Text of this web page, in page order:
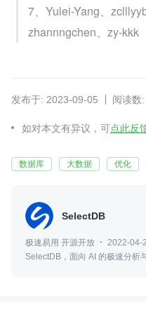
7、Yulei-Yang、
zhannngchen、zy-kkk
发布于: 2023-09-05 阅读数
如对本文有异议，可点此反
数据库 大数据 优化
SelectDB
极速易用 开源开放
2022-04-
SelectDB，面向 AI 的极速分析